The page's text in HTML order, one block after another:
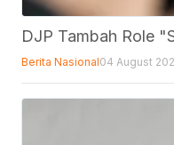
DJP Tambah Role
Berita Nasional04 August